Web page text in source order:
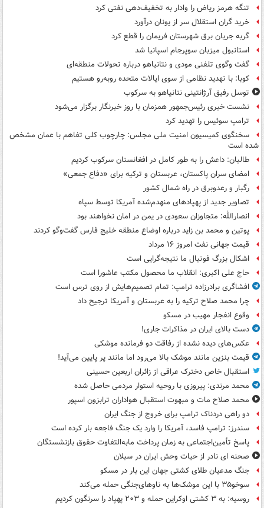
تنگه هرمز ریاض را وادار به تخفیف‌دهی نفتی کرد
خرید گران استقلال سر از یونان درآورد
گربه جریان برق شهرستان فریمان را قطع کرد
استانبول میزبان سوپرجام اسپانیا شد
گفت وگوی تلفنی مودی و نتانیاهو درباره تحولات منطقه‌ای
کوبا: با تهدید نظامی از سوی ایالات متحده روبه‌رو هستیم
توسل رفیق آرژانتینی نتانیاهو به سرکوب
نشست خبری رئیس‌جمهور همزمان با روز خبرنگار برگزار می‌شود
ترامپ سوئیس را تهدید کرد
سخنگوی کمیسیون امنیت ملی مجلس: چارچوب کلی تفاهم با عمان مشخص
شده است
طالبان: داعش را به طور کامل در افغانستان سرکوب کردیم
امضای سران پاکستان، عربستان و ترکیه برای «دفاع جمعی»
رگبار و رعدوبرق در راه شمال کشور
تصاویر جدید از پهپادهای منهدم‌شده آمریکا توسط سپاه
انصارالله: متجاوزان سعودی در یمن در امان نخواهند بود
پوتین و محمد بن زاید درباره اوضاع منطقه خلیج فارس گفت‌وگو کردند
قیمت جهانی نفت امروز ۱۶ مرداد
اشکال بزرگ فوتبال ما نتیجه‌گرایی است
حاج علی اکبری: انقلاب ما محصول مکتب عاشورا است
افشاگری برادرزاده ترامپ: تمام تصمیم‌هایش از روی ترس است
چرا محمد صلاح ترکیه را به عربستان و آمریکا ترجیح داد
وقوع انفجار مهیب در مسکو
دست بالای ایران در مذاکرات جاری!
عکس‌های دیده نشده از رفاقت دو فرمانده‌ موشکی
قیمت بنزین مانند موشک بالا می‌رود اما مانند پر پایین می‌آید!
استقبال خاص دخترک عراقی از زائران اربعین حسینی
محمد مرندی: پیروزی با روحیه استوار مردمی حاصل شده
محمد صلاح مات و مبهوت استقبال هواداران ترابزون اسپور
دو راهی دردناک ترامپ برای خروج از جنگ ایران
سندرز: ترامپ فاسد، آمریکا را وارد یک جنگ فاجعه بار کرده است
پاسخ تأمین‌اجتماعی به زمان پرداخت مابه‌التفاوت حقوق بازنشستگان
صحنه ای نادر از حیات وحش ایران در سبلان
جنگ مدعیان طلای کشتی جهان این بار در مسکو
سوخو۳۵ با این موشک‌ها به ناوهای‌جنگی حمله می‌کند
روسیه: به ۳ کشتی اوکراین حمله و ۲۰۳ پهپاد را سرنگون کردیم